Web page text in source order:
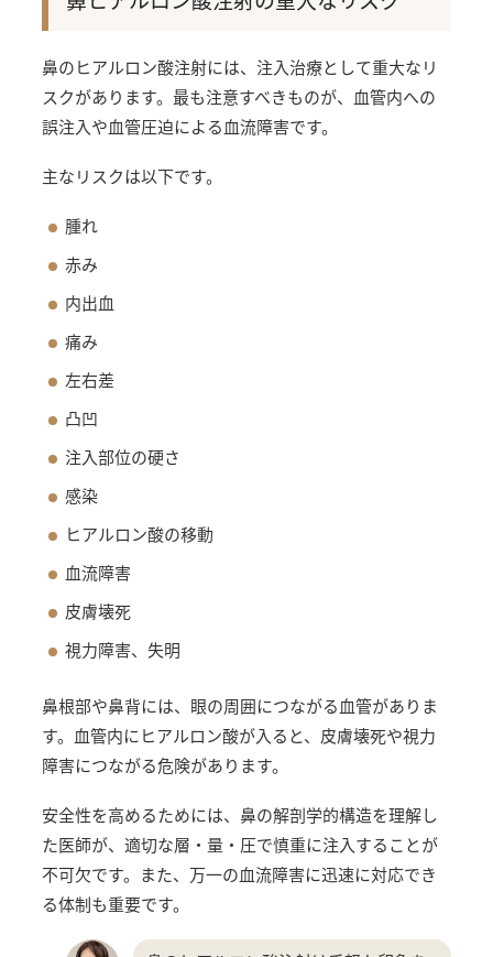
鼻のヒアルロン酸注射には、注入治療として重大なリ
スクがあります。最も注意すべきものが、血管内への
誤注入や血管圧迫による血流障害です。
主なリスクは以下です。
腫れ
赤み
内出血
痛み
左右差
凸凹
注入部位の硬さ
感染
ヒアルロン酸の移動
血流障害
皮膚壊死
視力障害、失明
鼻根部や鼻背には、眼の周囲につながる血管がありま
す。血管内にヒアルロン酸が入ると、皮膚壊死や視力
障害につながる危険があります。
安全性を高めるためには、鼻の解剖学的構造を理解し
た医師が、適切な層・量・圧で慎重に注入することが
不可欠です。また、万一の血流障害に迅速に対応でき
る体制も重要です。